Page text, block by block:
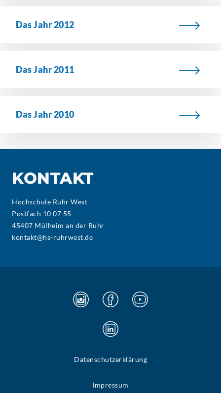
Das Jahr 2012
Das Jahr 2011
Das Jahr 2010
KONTAKT
Hochschule Ruhr West
Postfach 10 07 55
45407 Mülheim an der Ruhr
kontakt@hs-ruhrwest.de
Datenschutzerklärung
Impressum